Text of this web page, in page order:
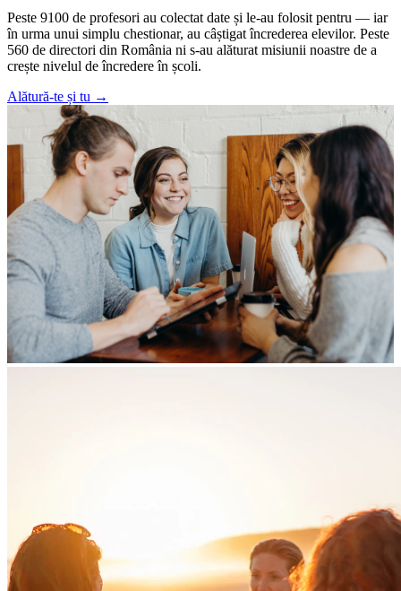
Peste 9100 de profesori au colectat date și le-au folosit pentru — iar
în urma unui simplu chestionar, au câștigat încrederea elevilor. Peste
560 de directori din România ni s-au alăturat misiunii noastre de a
crește nivelul de încredere în școli.
Alătură-te și tu →